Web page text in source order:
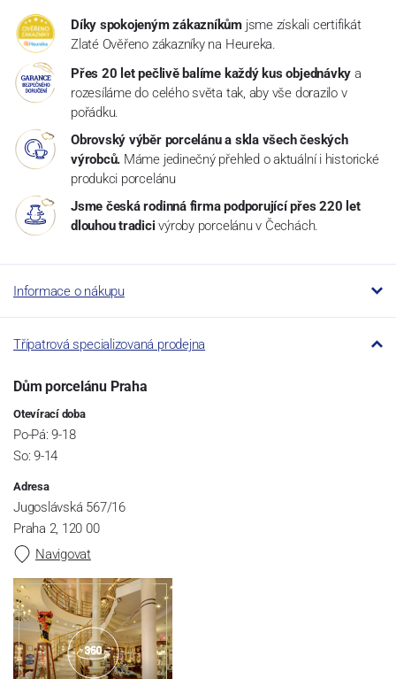
Díky spokojeným zákazníkům jsme získali certifikát
Zlaté Ověřeno zákazníky na Heureka.
Přes 20 let pečlivě balíme každý kus objednávky a
rozesíláme do celého světa tak, aby vše dorazilo v
pořádku.
Obrovský výběr porcelánu a skla všech českých
výrobců. Máme jedinečný přehled o aktuální i historické
produkci porcelánu
Jsme česká rodinná firma podporující přes 220 let
dlouhou tradici výroby porcelánu v Čechách.
Informace o nákupu
Třípatrová specializovaná prodejna
Dům porcelánu Praha
Otevírací doba
Po-Pá: 9-18
So: 9-14
Adresa
Jugoslávská 567/16
Praha 2, 120 00
Navigovat